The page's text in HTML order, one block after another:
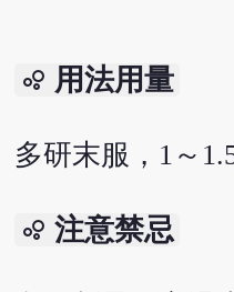
bubble_chart 用法用量
多研末服，1～
bubble_chart 注意禁忌